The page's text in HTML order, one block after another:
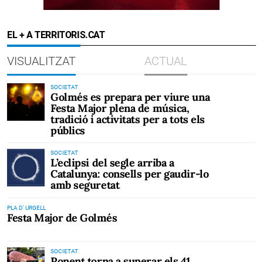
EL + A TERRITORIS.CAT
VISUALITZAT ACTUAL
SOCIETAT
Golmés es prepara per viure una
Festa Major plena de música,
tradició i activitats per a tots els
públics
SOCIETAT
L’eclipsi del segle arriba a
Catalunya: consells per gaudir-lo
amb seguretat
PLA D' URGELL
Festa Major de Golmés
SOCIETAT